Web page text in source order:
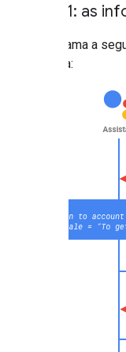
Fluxo 1: as
O diagrama a
sistema: